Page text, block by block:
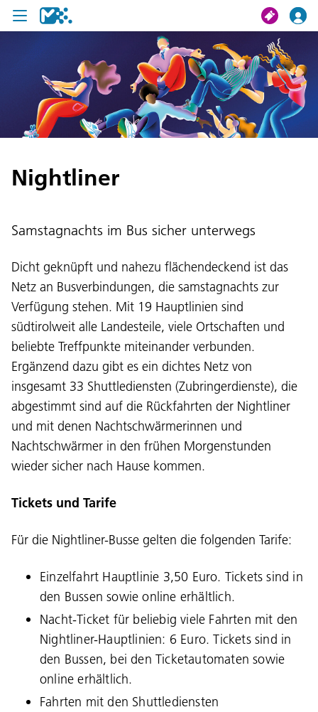
Meine Fahrt
U19 Pass
Projekte
Service und Kontakt
Nightliner
Samstagnachts im Bus sicher unterwegs
Dicht geknüpft und nahezu flächendeckend ist das
Netz an Busverbindungen, die samstagnachts zur
Verfügung stehen. Mit 19 Hauptlinien sind
südtirolweit alle Landesteile, viele Ortschaften und
beliebte Treffpunkte miteinander verbunden.
Ergänzend dazu gibt es ein dichtes Netz von
insgesamt 33 Shuttlediensten (Zubringerdienste), die
abgestimmt sind auf die Rückfahrten der Nightliner
und mit denen Nachtschwärmerinnen und
Nachtschwärmer in den frühen Morgenstunden
wieder sicher nach Hause kommen.
Tickets und Tarife
Für die Nightliner-Busse gelten die folgenden Tarife:
Einzelfahrt Hauptlinie 3,50 Euro. Tickets sind in
den Bussen sowie online erhältlich.
Nacht-Ticket für beliebig viele Fahrten mit den
Nightliner-Hauptlinien: 6 Euro. Tickets sind in
den Bussen, bei den Ticketautomaten sowie
online erhältlich.
Fahrten mit den Shuttlediensten